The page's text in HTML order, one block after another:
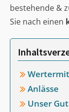
bestehende &
Sie nach einen
Anlässe
Unser